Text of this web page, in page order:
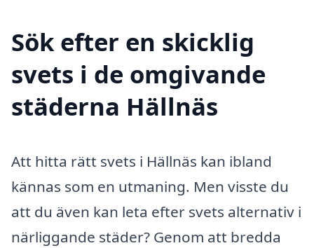
Sök efter en skicklig
svets i de omgivande
städerna Hällnäs
Att hitta rätt svets i Hällnäs kan ibland
kännas som en utmaning. Men visste du
att du även kan leta efter svets alternativ i
närliggande städer? Genom att bredda